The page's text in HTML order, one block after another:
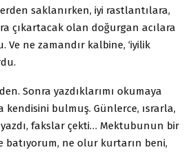
saklanırken, iyi rastlantılara,
çıkartacak olan doğurgan acılara
Ve ne zamandır kalbine, ‘iyilik
Sonra yazdıklarımı okumaya
kendisini bulmuş. Günlerce, ısrarla,
fakslar çekti… Mektubunun bir
batıyorum, ne olur kurtarın beni,